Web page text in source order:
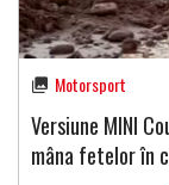
Motorsport
Versiune MINI
mâna fetelor în